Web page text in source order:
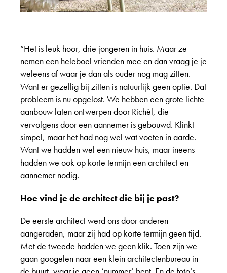
“Het is leuk hoor, drie jongeren in huis. Maar ze
nemen een heleboel vrienden mee en dan vraag je je
weleens af waar je dan als ouder nog mag zitten.
Want er gezellig bij zitten is natuurlijk geen optie. Dat
probleem is nu opgelost. We hebben een grote lichte
aanbouw laten ontwerpen door Richèl, die
vervolgens door een aannemer is gebouwd. Klinkt
simpel, maar het had nog wel wat voeten in aarde.
Want we hadden wel een nieuw huis, maar ineens
hadden we ook op korte termijn een architect en
aannemer nodig.
Hoe vind je de architect die bij je past?
De eerste architect werd ons door anderen
aangeraden, maar zij had op korte termijn geen tijd.
Met de tweede hadden we geen klik. Toen zijn we
gaan googelen naar een klein architectenbureau in